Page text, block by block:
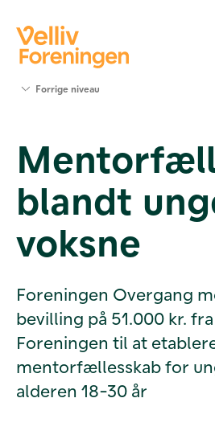
Værktøjer
og viden
Om Velliv
Foreningen
os
Forrige niveau
blandt
voksne
Foreningen Overgang
bevilling på 51.000 kr.
Foreningen til at
mentorfællesskab for
alderen 18-30 år